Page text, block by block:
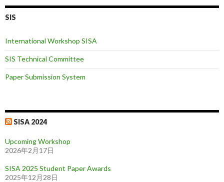
SIS
International Workshop SISA
SIS Technical Committee
Paper Submission System
SISA 2024
Upcoming Workshop
2026年2月17日
SISA 2025 Student Paper Awards
2025年12月28日